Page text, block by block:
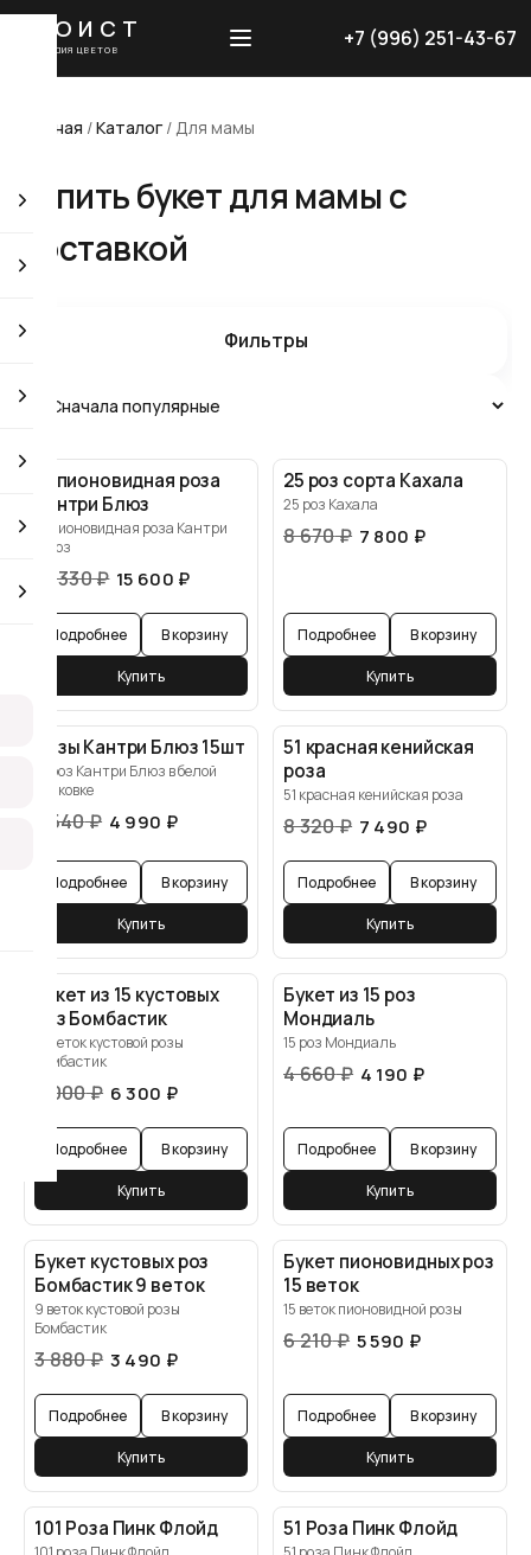
ЭГОИСТ
СТУДИЯ ЦВЕТОВ +7 (996) 251-43-67
Главная /Каталог / Для мамы
Купить букет для мамы с
доставкой
Фильтры
51 пионовидная роза
Кантри Блюз
51 пионовидная роза Кантри
Блюз
17 330₽ 15 600 ₽
Подробнее В корзину
Купить
25 роз сорта Кахала
25 роз Кахала
8 670₽ 7 800 ₽
Подробнее В корзину
Купить
Розы Кантри Блюз 15шт
15 роз Кантри Блюз в белой
упаковке
5 540₽ 4 990 ₽
Подробнее В корзину
Купить
51 красная кенийская
роза
51 красная кенийская роза
8 320₽ 7 490 ₽
Подробнее В корзину
Купить
Букет из 15 кустовых
роз Бомбастик
15 веток кустовой розы
Бомбастик
7 000₽ 6 300 ₽
Подробнее В корзину
Купить
Букет из 15 роз
Мондиаль
15 роз Мондиаль
4 660₽ 4 190 ₽
Подробнее В корзину
Купить
Букет кустовых роз
Бомбастик 9 веток
9 веток кустовой розы
Бомбастик
3 880₽ 3 490 ₽
Подробнее В корзину
Купить
Букет пионовидных роз
15 веток
15 веток пионовидной розы
6 210₽ 5 590 ₽
Подробнее В корзину
Купить
101 Роза Пинк Флойд 51 Роза Пинк Флойд